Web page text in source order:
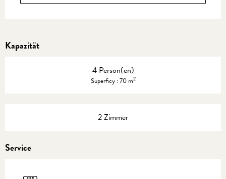
Kapazität
4 Person(en)
Superficy : 70 m2
2 Zimmer
Service